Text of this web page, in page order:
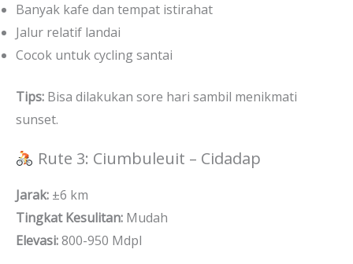
Banyak kafe dan tempat istirahat
Jalur relatif landai
Cocok untuk cycling santai
Tips: Bisa dilakukan sore hari sambil menikmati
sunset.
Rute 3: Ciumbuleuit – Cidadap
Jarak: ±6 km
Tingkat Kesulitan: Mudah
Elevasi:800-950 Mdpl